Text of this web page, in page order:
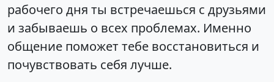
рабочего дня ты встречаешься с друзьями
и забываешь о всех проблемах. Именно
общение поможет тебе восстановиться и
почувствовать себя лучше.